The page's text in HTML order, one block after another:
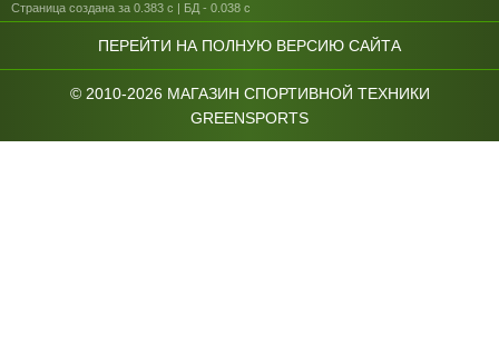
Страница создана за 0.383 с | БД - 0.038 с
ПЕРЕЙТИ НА ПОЛНУЮ ВЕРСИЮ САЙТА
© 2010-2026 МАГАЗИН СПОРТИВНОЙ ТЕХНИКИ
GREENSPORTS